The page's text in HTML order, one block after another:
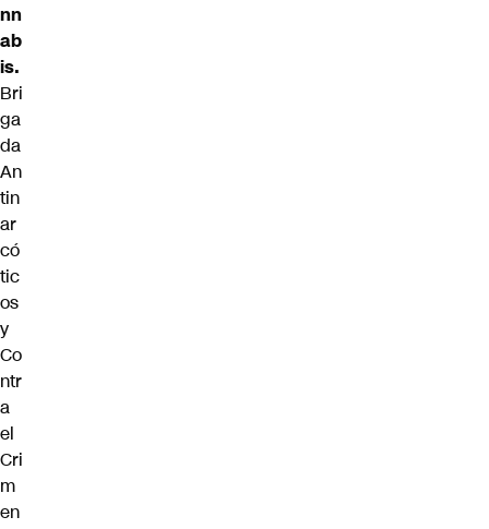
nn
ab
is.
Bri
ga
da
An
tin
ar
có
tic
os
y
Co
ntr
a
el
Cri
m
en